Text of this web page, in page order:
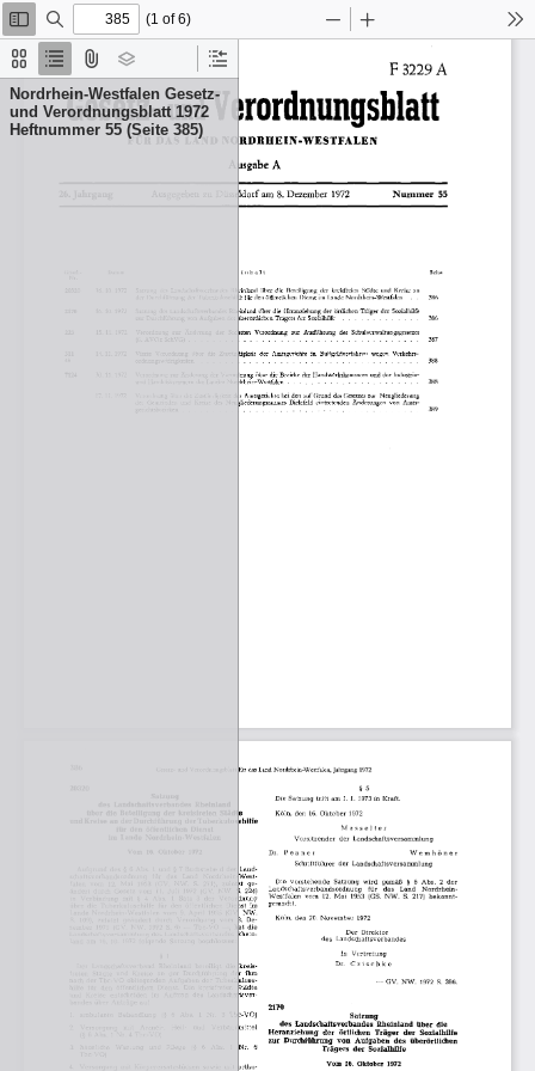
Thumbnails
Document
Outline
Attachments
Layers
Current
Item
Nordrhein-Westfalen Gesetz-
und Verordnungsblatt 1972
Heftnummer 55 (Seite 385)
Toggle
Sidebar
Find
(1 of 6)
Zoom